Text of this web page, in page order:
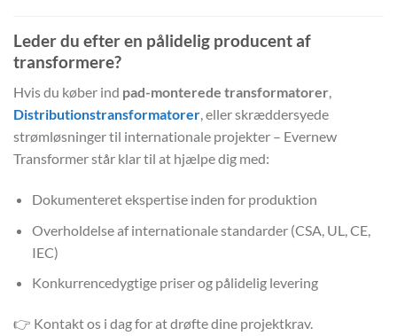
Leder du efter en pålidelig producent af
transformere?
Hvis du køber ind pad-monterede transformatorer,
Distributionstransformatorer, eller skræddersyede
strømløsninger til internationale projekter – Evernew
Transformer står klar til at hjælpe dig med:
Dokumenteret ekspertise inden for produktion
Overholdelse af internationale standarder (CSA, UL, CE,
IEC)
Konkurrencedygtige priser og pålidelig levering
👉 Kontakt os i dag for at drøfte dine projektkrav.